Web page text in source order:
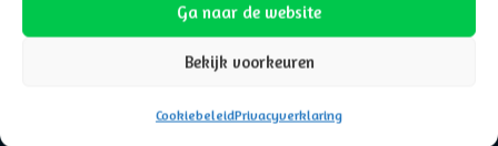
Ga naar de website
Bekijk voorkeuren
CookiebeleidPrivacyverklaring
Adresgegevens